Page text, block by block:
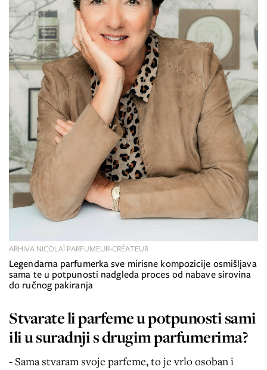
Legendarna parfumerka sve mirisne kompozicije osmišljava
sama te u potpunosti nadgleda proces od nabave sirovina
do ručnog pakiranja
ARHIVA NICOLAÏ PARFUMEUR-CRÉATEUR
Stvarate li parfeme u potpunosti sami
ili u suradnji s drugim parfumerima?
- Sama stvaram svoje parfeme, to je vrlo osoban i